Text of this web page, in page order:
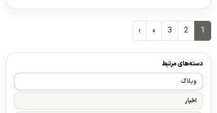
1
2
3
»
›
دسته‌های مرتبط
وبلاگ
اخبار